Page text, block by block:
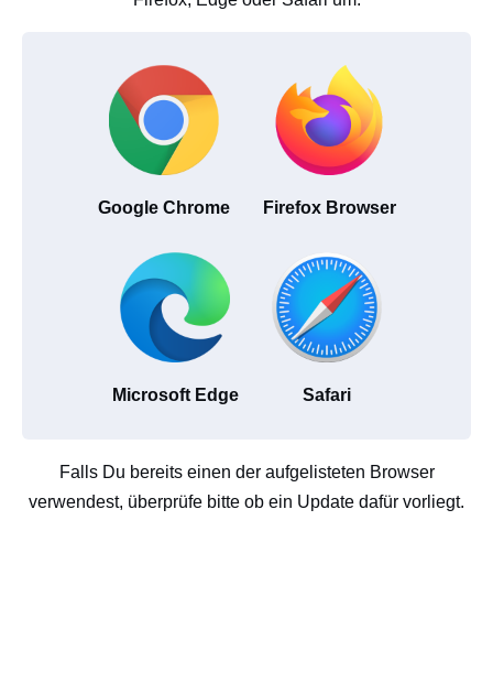
Google Chrome Firefox Browser
Microsoft Edge Safari
Falls Du bereits einen der aufgelisteten Browser
verwendest, überprüfe bitte ob ein Update dafür vorliegt.